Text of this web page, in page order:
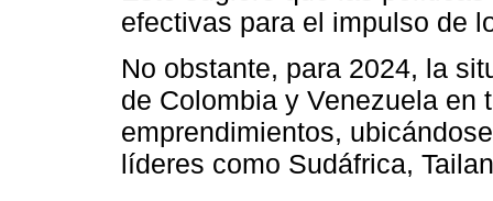
efectivas para el impulso de
No obstante, para 2024, la
de Colombia y Venezuela en
emprendimientos,
líderes como Sudáfrica,